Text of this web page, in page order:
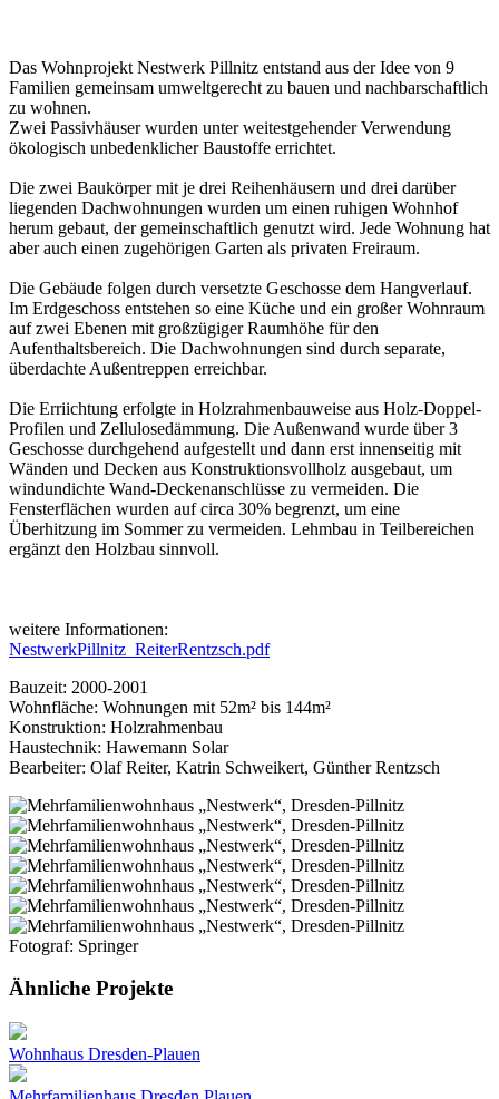
Das Wohnprojekt Nestwerk Pillnitz entstand aus der Idee von 9
Familien gemeinsam umweltgerecht zu bauen und nachbarschaftlich
zu wohnen.
Zwei Passivhäuser wurden unter weitestgehender Verwendung
ökologisch unbedenklicher Baustoffe errichtet.
Die zwei Baukörper mit je drei Reihenhäusern und drei darüber
liegenden Dachwohnungen wurden um einen ruhigen Wohnhof
herum gebaut, der gemeinschaftlich genutzt wird. Jede Wohnung hat
aber auch einen zugehörigen Garten als privaten Freiraum.
Die Gebäude folgen durch versetzte Geschosse dem Hangverlauf.
Im Erdgeschoss entstehen so eine Küche und ein großer Wohnraum
auf zwei Ebenen mit großzügiger Raumhöhe für den
Aufenthaltsbereich. Die Dachwohnungen sind durch separate,
überdachte Außentreppen erreichbar.
Die Erriichtung erfolgte in Holzrahmenbauweise aus Holz-Doppel-
Profilen und Zellulosedämmung. Die Außenwand wurde über 3
Geschosse durchgehend aufgestellt und dann erst innenseitig mit
Wänden und Decken aus Konstruktionsvollholz ausgebaut, um
windundichte Wand-Deckenanschlüsse zu vermeiden. Die
Fensterflächen wurden auf circa 30% begrenzt, um eine
Überhitzung im Sommer zu vermeiden. Lehmbau in Teilbereichen
ergänzt den Holzbau sinnvoll.
weitere Informationen:
NestwerkPillnitz_ReiterRentzsch.pdf
Bauzeit: 2000-2001
Wohnfläche: Wohnungen mit 52m² bis 144m²
Konstruktion: Holzrahmenbau
Haustechnik: Hawemann Solar
Bearbeiter: Olaf Reiter, Katrin Schweikert, Günther Rentzsch
Fotograf: Springer
Ähnliche Projekte
Wohnhaus Dresden-Plauen